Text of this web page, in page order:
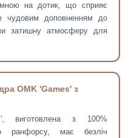
на дотик, що сприяє
чудовим доповненням до
затишну атмосферу для
OMK 'Games' з
виготовлена з 100%
ранфорсу, має безліч